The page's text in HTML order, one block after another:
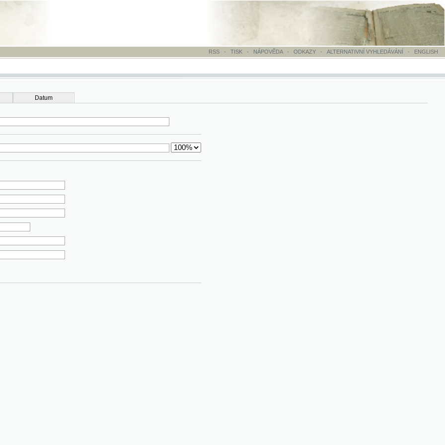
RSS - TISK-NÁPOVĚDA - ODKAZY - ALTERNATIVNÍ VYHLEDÁVÁNÍ- ENGLISH